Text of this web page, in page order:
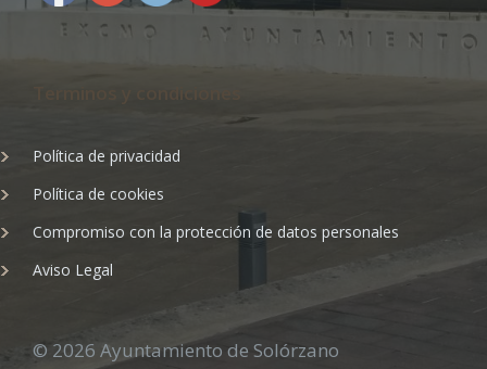
Política de privacidad
Política de cookies
Compromiso con la protección de datos personales
Aviso Legal
© 2026 Ayuntamiento de Solórzano